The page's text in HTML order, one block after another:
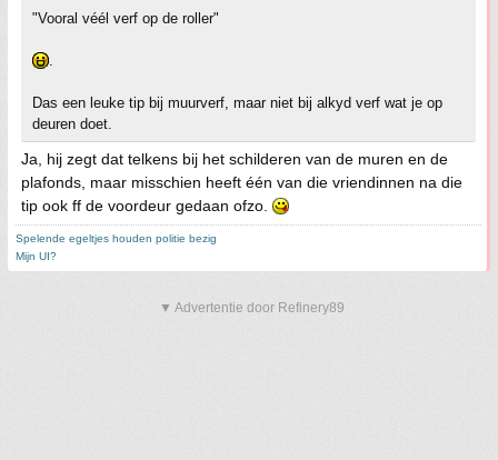
"Vooral véél verf op de roller"
.
Das een leuke tip bij muurverf, maar niet bij alkyd verf wat je op
deuren doet.
Ja, hij zegt dat telkens bij het schilderen van de muren en de
plafonds, maar misschien heeft één van die vriendinnen na die
tip ook ff de voordeur gedaan ofzo.
Spelende egeltjes houden politie bezig
Mijn UI?
▼ Advertentie door Refinery89